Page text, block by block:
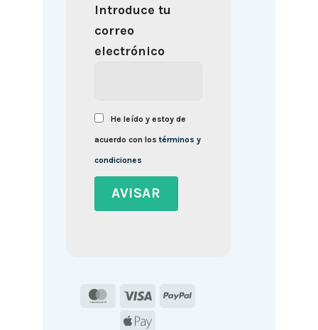
Introduce tu
correo
electrónico
He leído y estoy de
acuerdo con lostérminos y
condiciones
MasterCard
Visa
PayPal
Apple